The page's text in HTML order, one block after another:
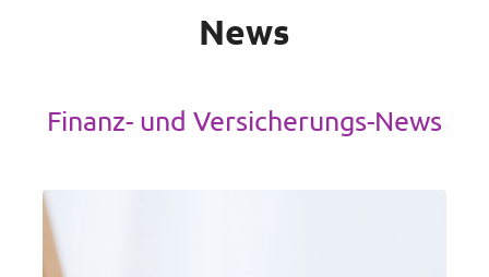
News
Finanz- und Versicherungs-News